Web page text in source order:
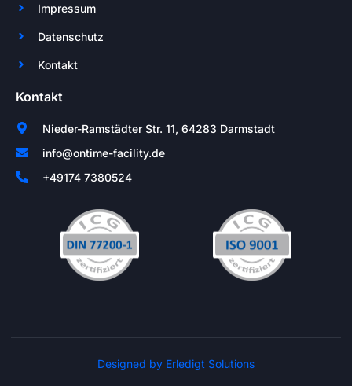
Impressum
Datenschutz
Kontakt
Kontakt
Nieder-Ramstädter Str. 11, 64283 Darmstadt
info@ontime-facility.de
+49174 7380524
Designed by Erledigt Solutions